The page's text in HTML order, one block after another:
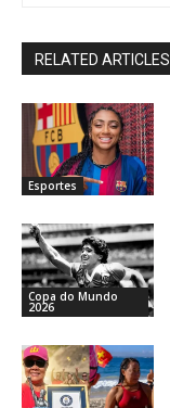
RELATED ARTICLES
Esportes
Copa do Mundo
2026